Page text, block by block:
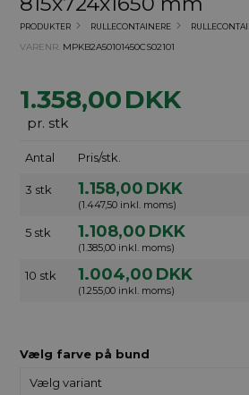
PRODUKTER RULLECONTAINERE
VARENR. MPKB2A50101450CS02101
1.358,00DKK
pr. stk
Antal Pris/stk.
3 stk 1.158,00 DKK
(1.447,50 inkl. moms)
5 stk 1.108,00 DKK
(1.385,00 inkl. moms)
10 stk 1.004,00 DKK
(1.255,00 inkl. moms)
Vælg farve på bund